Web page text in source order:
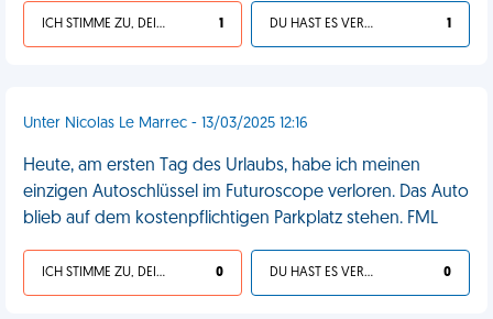
ICH STIMME ZU, DEIN LEBEN IST SCHEISSE 1 DU HAST ES VERDIENT 1
Unter Nicolas Le Marrec - 13/03/2025 12:16
Heute, am ersten Tag des Urlaubs, habe ich meinen
einzigen Autoschlüssel im Futuroscope verloren. Das Auto
blieb auf dem kostenpflichtigen Parkplatz stehen. FML
ICH STIMME ZU, DEIN LEBEN IST SCHEISSE 0 DU HAST ES VERDIENT 0